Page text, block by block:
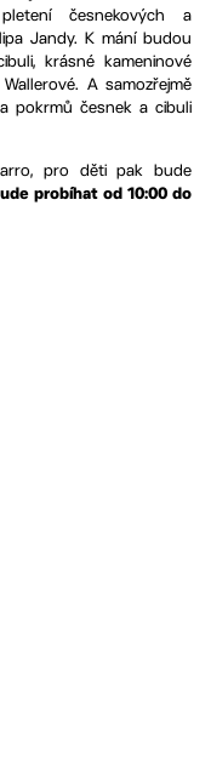
česnekových a
Jandy. K mání budou
krásné kameninové
A samozřejmě
pokrmů česnek a cibuli
pro děti pak bude
probíhat od 10:00 do